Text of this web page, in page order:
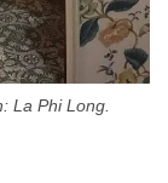
La Phi Long.